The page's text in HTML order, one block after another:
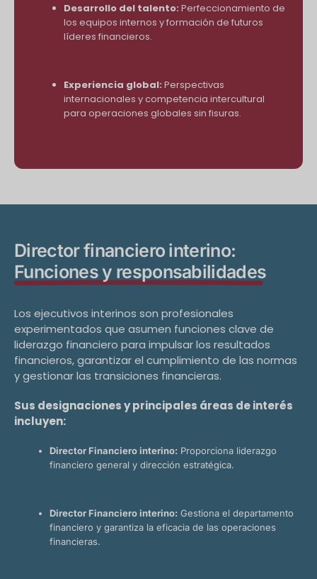
Desarrollo del talento: Perfeccionamiento de
los equipos internos y formación de futuros
líderes financieros.
Experiencia global: Perspectivas
internacionales y competencia intercultural
para operaciones globales sin fisuras.
Director financiero interino:
Funciones y responsabilidades
Los ejecutivos interinos son profesionales
experimentados que asumen funciones clave de
liderazgo financiero para impulsar los resultados
financieros, garantizar el cumplimiento de las normas
y gestionar las transiciones financieras.
Sus designaciones y principales áreas de interés
incluyen:
Director Financiero interino: Proporciona liderazgo
financiero general y dirección estratégica.
Director Financiero interino: Gestiona el departamento
financiero y garantiza la eficacia de las operaciones
financieras.